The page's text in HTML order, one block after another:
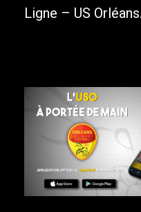
Ligne – US